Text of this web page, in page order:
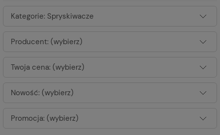
Kategorie: Spryskiwacze
Producent: (wybierz)
Twoja cena: (wybierz)
Nowość: (wybierz)
Promocja: (wybierz)